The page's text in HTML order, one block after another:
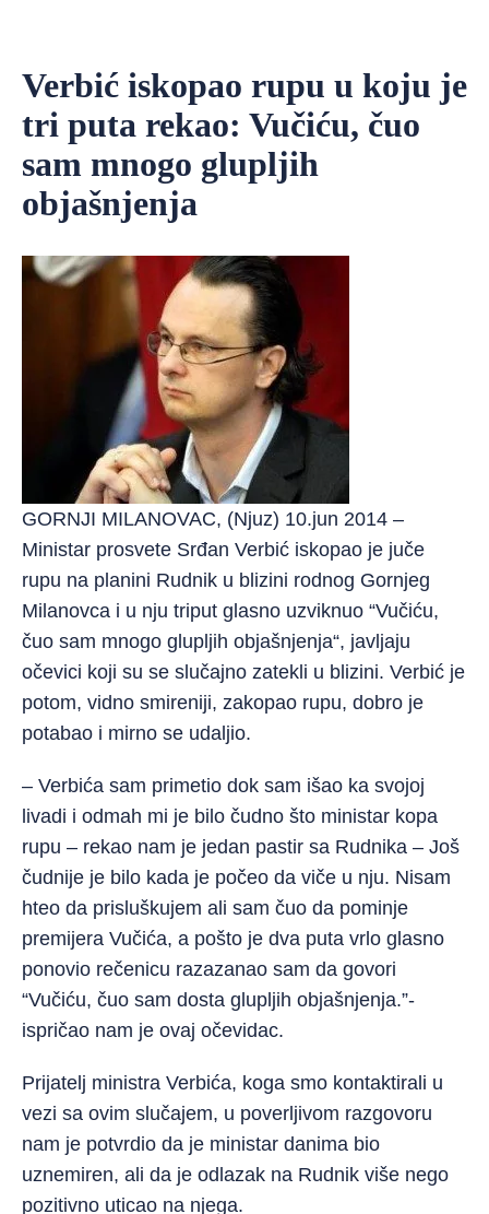
Verbić iskopao rupu u koju je
tri puta rekao: Vučiću, čuo
sam mnogo glupljih
objašnjenja
GORNJI MILANOVAC, (Njuz) 10.jun 2014 –
Ministar prosvete Srđan Verbić iskopao je juče
rupu na planini Rudnik u blizini rodnog Gornjeg
Milanovca i u nju triput glasno uzviknuo “Vučiću,
čuo sam mnogo glupljih objašnjenja“, javljaju
očevici koji su se slučajno zatekli u blizini. Verbić je
potom, vidno smireniji, zakopao rupu, dobro je
potabao i mirno se udaljio.
– Verbića sam primetio dok sam išao ka svojoj
livadi i odmah mi je bilo čudno što ministar kopa
rupu – rekao nam je jedan pastir sa Rudnika – Još
čudnije je bilo kada je počeo da viče u nju. Nisam
hteo da prisluškujem ali sam čuo da pominje
premijera Vučića, a pošto je dva puta vrlo glasno
ponovio rečenicu razazanao sam da govori
“Vučiću, čuo sam dosta glupljih objašnjenja.”-
ispričao nam je ovaj očevidac.
Prijatelj ministra Verbića, koga smo kontaktirali u
vezi sa ovim slučajem, u poverljivom razgovoru
nam je potvrdio da je ministar danima bio
uznemiren, ali da je odlazak na Rudnik više nego
pozitivno uticao na njega.